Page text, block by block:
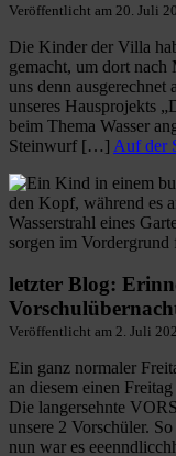
Veröffentlicht am 20. Juli
Die Kinder der Villa
gemacht, um dort
uns denn
unseres Hausprojekts
beim Thema Wasser
Steinwurf […] Auf der
letzter Blog:
Veröffentlicht am 2. Juli
Ein ganz normaler
an diesem einen
Die langersehnte
unsere 2 Vorschüler.
nun war es